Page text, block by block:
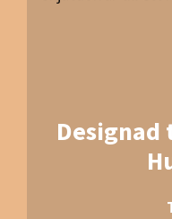
Designad